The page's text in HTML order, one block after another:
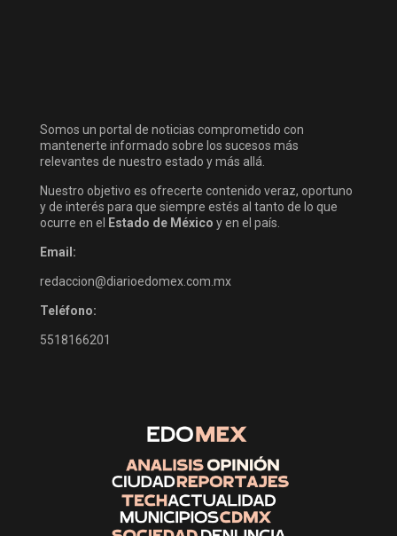
Somos un portal de noticias comprometido con
mantenerte informado sobre los sucesos más
relevantes de nuestro estado y más allá.
Nuestro objetivo es ofrecerte contenido veraz, oportuno
y de interés para que siempre estés al tanto de lo que
ocurre en el
Estado de México y en el país.
Email:
redaccion@diarioedomex.com.mx
Teléfono:
5518166201